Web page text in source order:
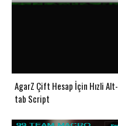
AgarZ Çift Hesap İçin Hızli Alt-
tab Script